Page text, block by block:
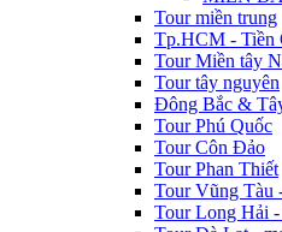
Tour miền trung
Tp.HCM - Tiền
Tour Miền tây
Tour tây nguyên
Đông Bắc &
Tour Phú Quốc
Tour Côn Đảo
Tour Phan Thiết
Tour Vũng Tàu
Tour Long Hải